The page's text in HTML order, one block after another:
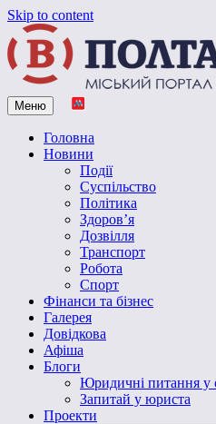
Skip to content
Vpoltave.info
Полтавський портал новин
Меню
Головна
Новини
Події
Суспільство
Політика
Здоров’я
Дозвілля
Транспорт
Робота
Спорт
Фінанси та бізнес
Галерея
Довідкова
Афіша
Блоги
Юридичні питання у
Запитай у юриста
Проекти